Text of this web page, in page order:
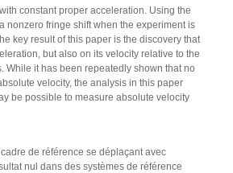
constant proper acceleration. Using the
nonzero fringe shift when the experiment is
key result of this paper is the discovery that
but also on its velocity relative to the
it has been repeatedly shown that no
velocity, the analysis in this paper
be possible to measure absolute velocity
de référence se déplaçant avec
nul dans des systèmes de référence